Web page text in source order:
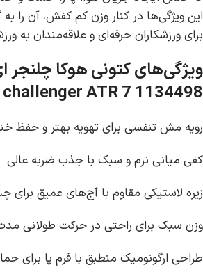
این ویژگی‌ها در کنار وزن کم کفش، آن را
برای ورزشکاران حرفه‌ای و علاقه‌مندان به
challenger ATR 7 1134498
رویه مش تنفسی برای تهویه بهتر و حفظ
کفی میانی نرم و سبک با جذب ضربه عالی
زیره لاستیکی مقاوم با آج‌های عمیق برای
وزن سبک برای راحتی در حرکت طولانی
طراحی ارگونومیک منطبق با فرم پا برای